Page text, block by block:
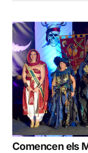
Comencen els